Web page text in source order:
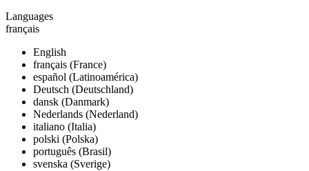
Languages
français
English
français (France)
español (Latinoamérica)
Deutsch (Deutschland)
dansk (Danmark)
Nederlands (Nederland)
italiano (Italia)
polski (Polska)
português (Brasil)
svenska (Sverige)